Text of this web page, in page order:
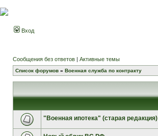
Вход
Сообщения без ответов | Активные темы
Список форумов » Военная служба по контракту
"Военная ипотека" (старая редакция)